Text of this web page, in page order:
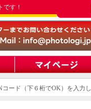
す！
ード（下６桁でOK）を入力し